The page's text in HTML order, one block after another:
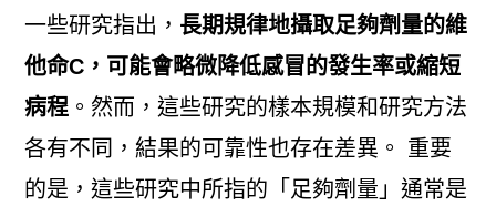
一些研究指出， 長期規律地攝取足夠劑量的維
他命C，可能會略微降低感冒的發生率或縮短
病程。然而，這些研究的樣本規模和研究方法
各有不同，結果的可靠性也存在差異。 重要
的是，這些研究中所指的「足夠劑量」通常是